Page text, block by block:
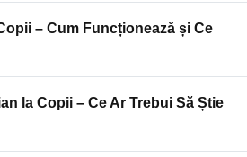
– Cum Funcționează și Ce
la Copii – Ce Ar Trebui Să Știe